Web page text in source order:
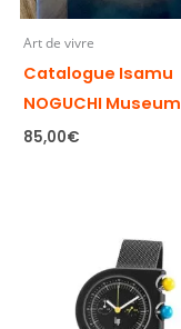
Art de vivre
Catalogue Isamu
NOGUCHI
85,00€